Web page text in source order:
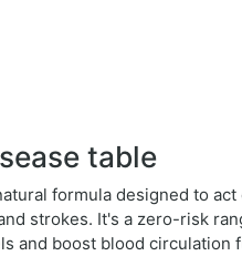
table
formula designed to
strokes. It's a zero-risk
boost blood circulation